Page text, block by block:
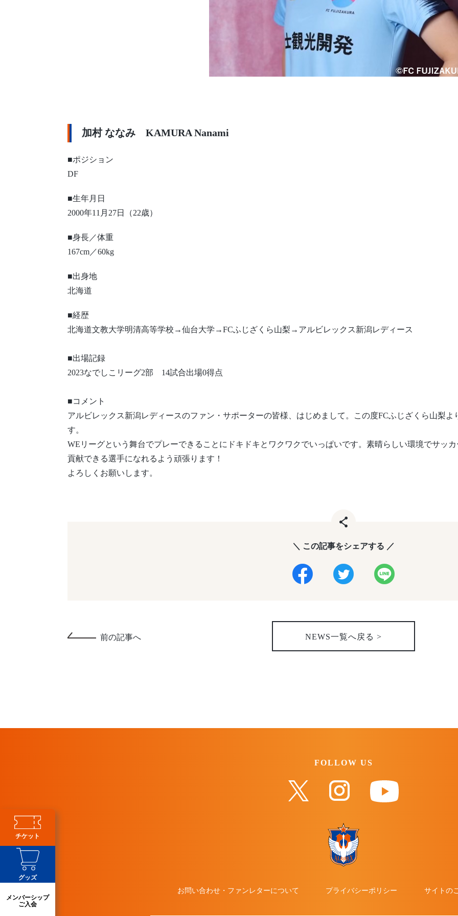
チケット
グッズ
メンバーシップ
ご入会
加村 ななみ KAMURA Nanami
■ポジション
DF
■生年月日
2000年11月27日（22歳）
■身長／体重
167cm／60kg
■出身地
北海道
■経歴
北海道文教大学明清高等学校→仙台大学→FCふじざくら山梨→アルビレックス新潟レディース
■出場記録
2023なでしこリーグ2部 14試合出場0得点
■コメント
アルビレックス新潟レディースのファン・サポーターの皆様、はじめまして。この度FCふじざくら山梨
す。
WEリーグという舞台でプレーできることにドキドキとワクワクでいっぱいです。素晴らしい環境でサッ
貢献できる選手になれるよう頑張ります！
よろしくお願いします。
＼ この記事をシェアする ／
NEWS一覧へ戻る >
前の記事へ
FOLLOW US
お問い合わせ・ファンレターについて プライバシーポリシー サイトの